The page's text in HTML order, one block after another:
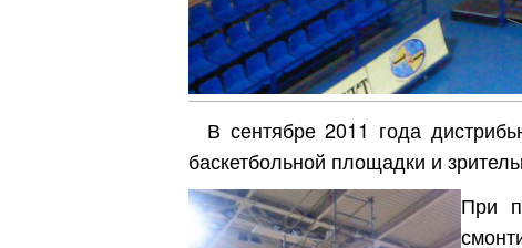
В сентябре 2011 года
баскетбольной площадки и
При